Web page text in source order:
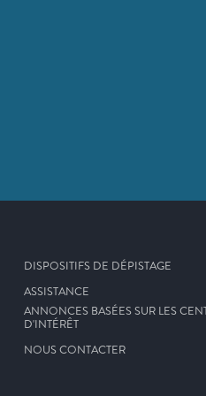
DISPOSITIFS DE DÉPISTAGE
ASSISTANCE
ANNONCES BASÉES SUR LES
D'INTÉRÊT
NOUS CONTACTER